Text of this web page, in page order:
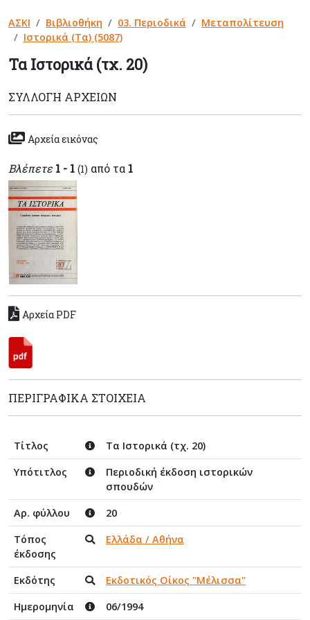
ΑΣΚΙ Βιβλιοθήκη 03. Περιοδικά
Μεταπολίτευση
Ιστορικά (Τα) (5087)
Τα Ιστορικά (τχ. 20)
ΣΥΛΛΟΓΉ ΑΡΧΕΊΩΝ
Αρχεία εικόνας
Βλέπετε 1 - 1 (1) από τα 1
Αρχεία PDF
ΠΕΡΙΓΡΑΦΙΚΆ ΣΤΟΙΧΕΊΑ
Τίτλος
Τα Ιστορικά (τχ. 20)
Υπότιτλος
Περιοδική έκδοση ιστορικών
σπουδών
Αρ. φύλλου
20
Τόπος
έκδοσης
Ελλάδα / Αθήνα
Εκδότης
Εκδοτικός Οίκος "Μέλισσα"
Ημερομηνία
06/1994